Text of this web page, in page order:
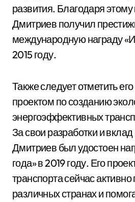
развития. Благодаря этому
Дмитриев получил
международную награду
2015 году.
Также следует отметить
проектом по созданию
энергоэффективных
За свои разработки и вклад
Дмитриев был удостоен
года» в 2019 году. Его
транспорта сейчас
различных странах и